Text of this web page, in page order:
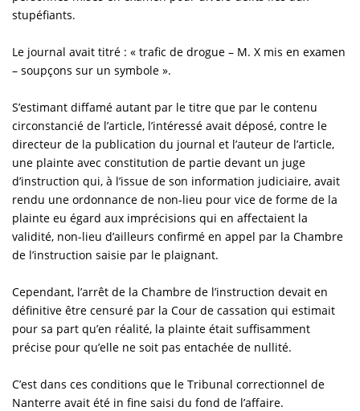
stupéfiants.
Le journal avait titré : « trafic de drogue – M. X mis en examen
– soupçons sur un symbole ».
S’estimant diffamé autant par le titre que par le contenu
circonstancié de l’article, l’intéressé avait déposé, contre le
directeur de la publication du journal et l’auteur de l’article,
une plainte avec constitution de partie devant un juge
d’instruction qui, à l’issue de son information judiciaire, avait
rendu une ordonnance de non-lieu pour vice de forme de la
plainte eu égard aux imprécisions qui en affectaient la
validité, non-lieu d’ailleurs confirmé en appel par la Chambre
de l’instruction saisie par le plaignant.
Cependant, l’arrêt de la Chambre de l’instruction devait en
définitive être censuré par la Cour de cassation qui estimait
pour sa part qu’en réalité, la plainte était suffisamment
précise pour qu’elle ne soit pas entachée de nullité.
C’est dans ces conditions que le Tribunal correctionnel de
Nanterre avait été in fine saisi du fond de l’affaire.